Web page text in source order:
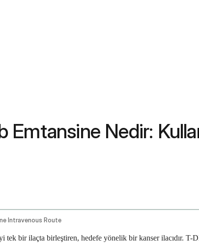
Nedir:
Intravenous Route
bir ilaçta birleştiren, hedefe yönelik bir kanser ilacıdır. T-